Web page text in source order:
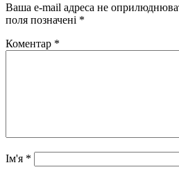
Ваша e-mail адреса не
поля позначені *
Коментар *
Ім'я *